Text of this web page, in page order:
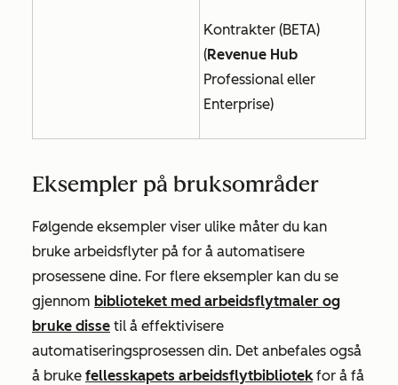
Kontrakter (BETA)
(Revenue Hub
Professional eller
Enterprise)
Eksempler på bruksområder
Følgende eksempler viser ulike måter du kan
bruke arbeidsflyter på for å automatisere
prosessene dine. For flere eksempler kan du se
gjennom biblioteket med arbeidsflytmaler og
bruke disse til å effektivisere
automatiseringsprosessen din. Det anbefales også
å bruke fellesskapets arbeidsflytbibliotekfor å få